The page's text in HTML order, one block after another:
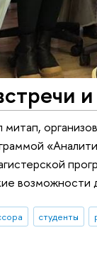
и
студенты